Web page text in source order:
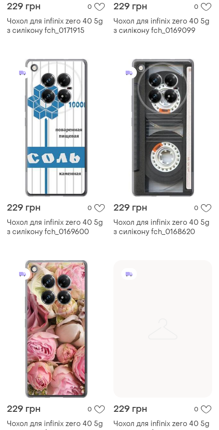
229 грн 0
Чохол для infinix zero 40 5g
з силікону fch_0171915
229 грн 0
Чохол для infinix zero 40 5g
з силікону fch_0169099
229 грн 0
Чохол для infinix zero 40 5g
з силікону fch_0169600
229 грн 0
Чохол для infinix zero 40 5g
з силікону fch_0168620
229 грн 0
Чохол для infinix zero 40 5g
229 грн 0
Чохол для infinix zero 40 5g